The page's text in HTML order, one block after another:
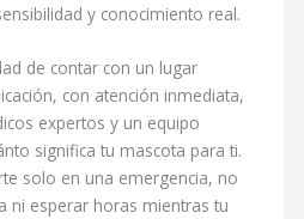
y conocimiento real.
de contar con un lugar
con atención inmediata,
expertos y un equipo
significa tu mascota para ti.
solo en una emergencia, no
ni esperar horas mientras tu